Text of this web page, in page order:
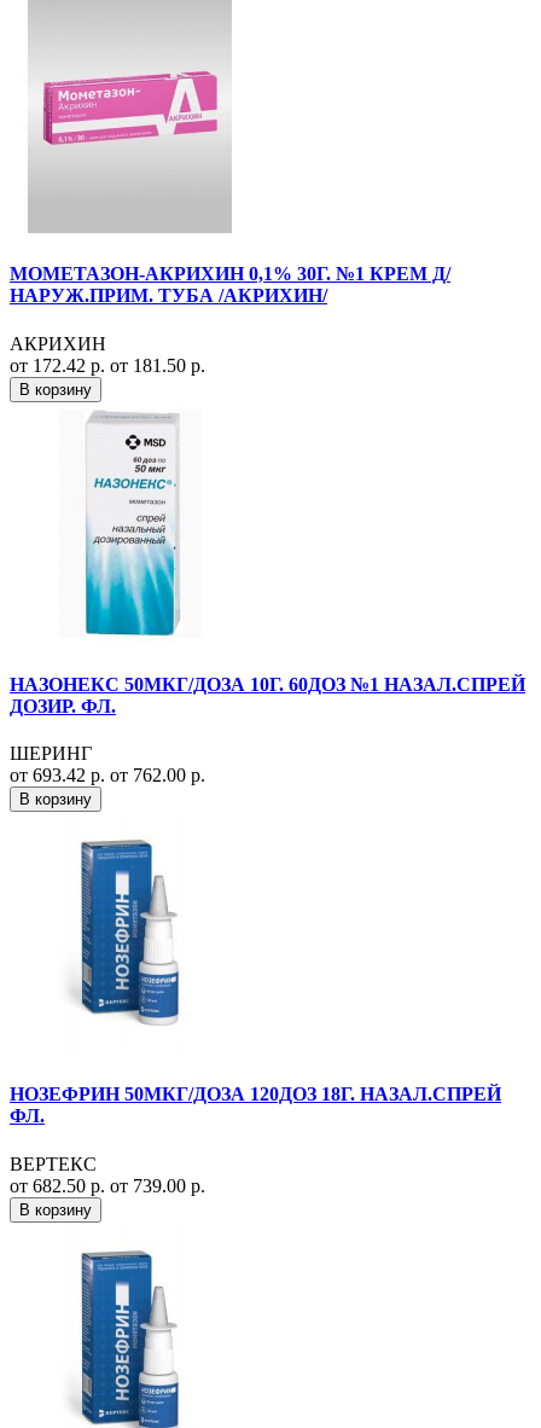
МОМЕТАЗОН-АКРИХИН 0,1% 30Г. №1 КРЕМ Д/
НАРУЖ.ПРИМ. ТУБА /АКРИХИН/
АКРИХИН
от 172.42 р. от 181.50 р.
В корзину
НАЗОНЕКС 50МКГ/ДОЗА 10Г. 60ДОЗ №1 НАЗАЛ.СПРЕЙ
ДОЗИР. ФЛ.
ШЕРИНГ
от 693.42 р. от 762.00 р.
В корзину
НОЗЕФРИН 50МКГ/ДОЗА 120ДОЗ 18Г. НАЗАЛ.СПРЕЙ
ФЛ.
ВЕРТЕКС
от 682.50 р. от 739.00 р.
В корзину